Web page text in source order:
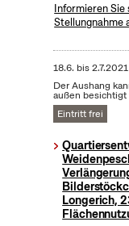
Informieren Sie
Stellungnahme
18.6. bis2.7.2021
Der Aushang
außen besichtigt
Eintritt frei
Longerich,